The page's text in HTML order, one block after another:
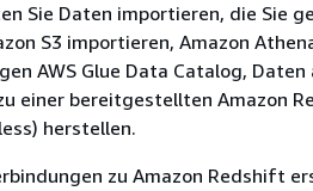
Sie Daten importieren, die Sie
S3 importieren, Amazon
AWS Glue Data Catalog, Daten
einer bereitgestellten Amazon
herstellen.
zu Amazon Redshift